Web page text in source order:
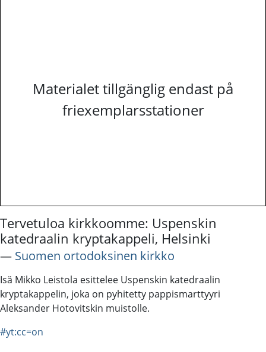
Materialet tillgänglig endast på
friexemplarsstationer
Tervetuloa kirkkoomme: Uspenskin
katedraalin kryptakappeli, Helsinki
― Suomen ortodoksinen kirkko
Isä Mikko Leistola esittelee Uspenskin katedraalin
kryptakappelin, joka on pyhitetty pappismarttyyri
Aleksander Hotovitskin muistolle.
#yt:cc=on